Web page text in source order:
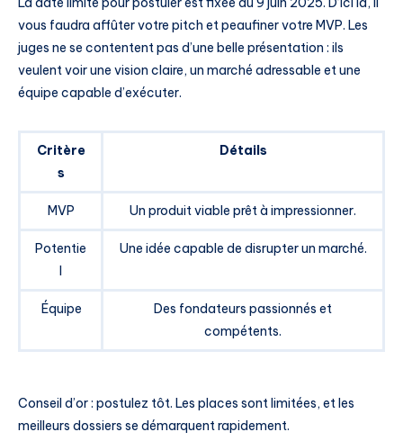
vous faudra affûter votre pitch et peaufiner votre MVP. Les
juges ne se contentent pas d’une belle présentation : ils
veulent voir une vision claire, un marché adressable et une
équipe capable d’exécuter.
Critère
s
Détails
MVP Un produit viable prêt à impressionner.
Potentie
l
Une idée capable de disrupter un marché.
Équipe
Des fondateurs passionnés et
compétents.
Conseil d’or : postulez tôt. Les places sont limitées, et les
meilleurs dossiers se démarquent rapidement.